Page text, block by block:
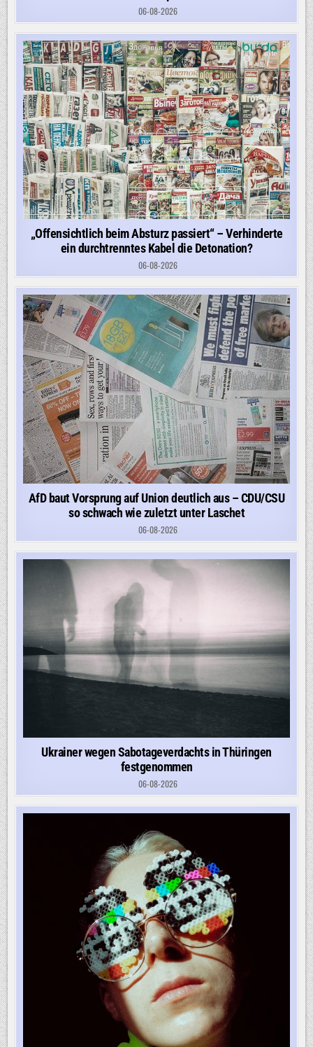
06-08-2026
„Offensichtlich beim Absturz passiert“ – Verhinderte
ein durchtrenntes Kabel die Detonation?
06-08-2026
AfD baut Vorsprung auf Union deutlich aus – CDU/CSU
so schwach wie zuletzt unter Laschet
06-08-2026
Ukrainer wegen Sabotageverdachts in Thüringen
festgenommen
06-08-2026